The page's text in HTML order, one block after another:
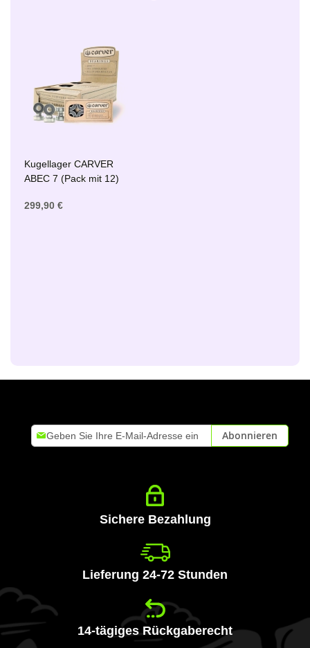
Kugellager CARVER
ABEC 7 (Pack mit 12)
299,90 €
Melden
Sie
Abonnieren
Sichere Bezahlung
Lieferung 24-72 Stunden
14-tägiges Rückgaberecht